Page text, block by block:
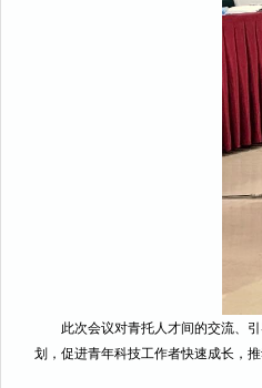
此次会议对青托人才间的交流、
划，促进青年科技工作者快速成长，推